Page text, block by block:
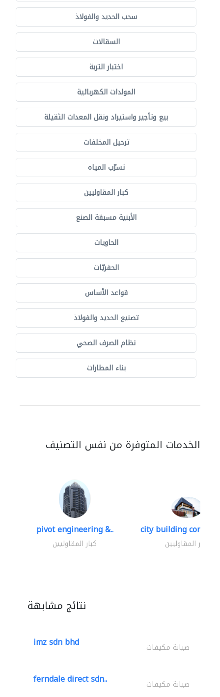
سحب الحديد والفولاذ
السقالات
اختبار التربة
المولدات الكهربائية
بيع وتأجير واستيراد ونقل المعدات الثقيلة
ترحيل المخلفات
تسرّب المياه
كبار المقاوليين
الأبنية مسبقة الصنع
الحاويات
الحفريّات
قواعد الأساس
تصنيع الحديد والفولاذ
نظام الصرف الصحي
بناء المطارات
الخدمات المتوفرة من نفس التصنيف
pivot engineering &..
كبار المقاوليين
city building
كبار المقاوليين
نتائج مشابهة
imz sdn bhd صيانة مكيفات
ferndale direct sdn.. صيانة مكيفات